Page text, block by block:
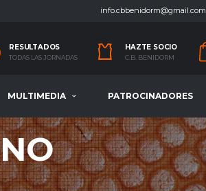
info.cbbenidorm@gmail.com
RESULTADOS
TODAS LAS JORNADAS
HAZTE SOCIO
C.B. BENIDORM
MULTIMEDIA PATROCINADORES